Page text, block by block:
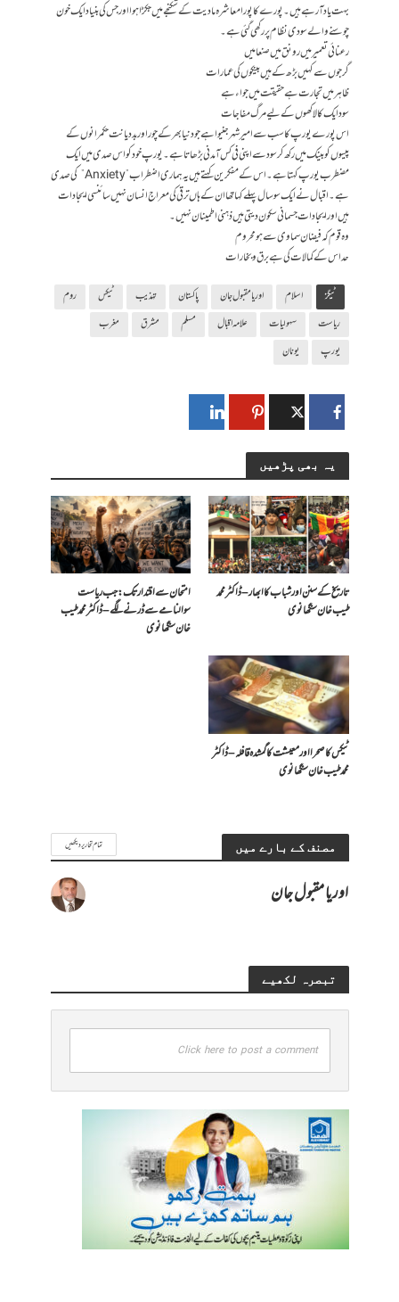
بہت یاد آ رہے ہیں۔ پورے کا پورا معاشرہ مادیت کے شکنجے میں جکڑا ہوا اور جس کی بنیاد ایک خون
چوسنے والے سودی نظام پر رکھی گئی ہے۔
رعنائی تعمیر میں رونق میں صنعا میں
گرجوں سے کہیں بڑھ کے ہیں بینکوں کی عمارات
ظاہر میں تجارت ہے حقیقت میں جواء ہے
سود ایک کا لاکھوں کے لیے مرگ مفاجات
اس پورے یورپ کا سب سے امیر شہر جنیوا ہے جو دنیا بھر کے چور اور بددیانت حکمرانوں کے
پیسوں کو بینک میں رکھ کر سود سے اپنی فی کس آمدنی بڑھاتا ہے۔ یورپ خود کو اس صدی میں ایک
مضطرب یورپ کہتا ہے۔ اس کے مفکرین کہتے ہیں یہ ہماری اضطراب ”Anxiety” کی صدی
ہے۔ اقبال نے ایک سو سال پہلے کہا تھا ان کے ہاں ترقی کی معراج انسان نہیں سائنسی ایجادات
ہیں اور ایجادات جسمانی سکون دیتی ہیں ذہنی اطمینان نہیں۔
وہ قوم کہ فیضان سماوی سے ہو محروم
حد اس کے کمالات کی ہے برق و بخارات
ٹیگز اسلام اوریا مقبول جان پاکستان تہذیب ٹیکس
روم
ریاست
سہولیات علامہ اقبال مسلم مشرق
مغرب
یورپ
یونان
یہ بھی پڑھیں
تاریخ کے سنن اور شباب کا ابھار – ڈاکٹر محمد
طیب خان سنگھانوی
امتحان سے اقتدار تک: جب ریاست
سوالنامے سے ڈرنے لگے – ڈاکٹر محمد طیب
خان سنگھانوی
ٹیکس کا صحرا اور معیشت کا گمشدہ قافلہ – ڈاکٹر
محمد طیب خان سنگھانوی
مصنف کے بارے میں تمام تحاریر دیکھیں
اوریا مقبول جان
تبصرہ لکھیے
Click here to post a comment